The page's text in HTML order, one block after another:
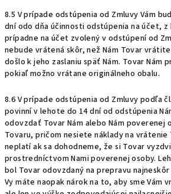
8.5 V prípade odstúpenia od Zmluvy Vám
dní odo dňa účinnosti odstúpenia na účet,
prípadne na účet zvolený v odstúpení od
nebude vrátená skôr, než Nám Tovar
došlo k jeho zaslaniu späť Nám. Tovar Nám
pokiaľ možno vrátane originálneho obalu.
8.6 V prípade odstúpenia od Zmluvy podľa
povinní v lehote do 14 dní od odstúpenia
odovzdať Tovar Nám alebo Nám poverenej
Tovaru, pričomnesiete náklady na vrátenie
neplatí ak sa dohodneme, že si Tovar
prostredníctvom Nami poverenej osoby.
bol Tovar odovzdaný na prepravu
Vy máte naopak nárok na to, aby sme Vám